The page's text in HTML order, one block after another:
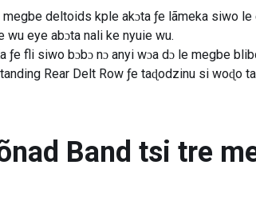
deltoids kple akɔta ƒe lãmeka siwo
wu eye abɔta nali ke nyuie wu.
ƒe fli siwo bɔbɔ nɔ anyi wɔa dɔ le megbe
Rear Delt Row ƒe taɖodzinu si woɖo
Band tsi tre